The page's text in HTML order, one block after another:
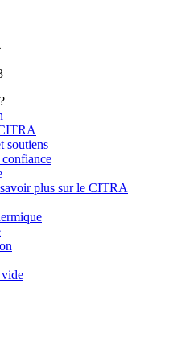
soutiens
plus sur le CITRA
vide